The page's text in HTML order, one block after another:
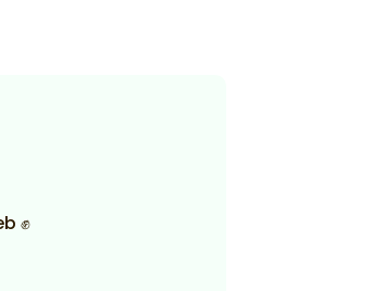
✊